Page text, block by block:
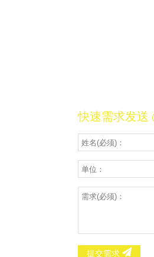
快速需求发送
提交需求